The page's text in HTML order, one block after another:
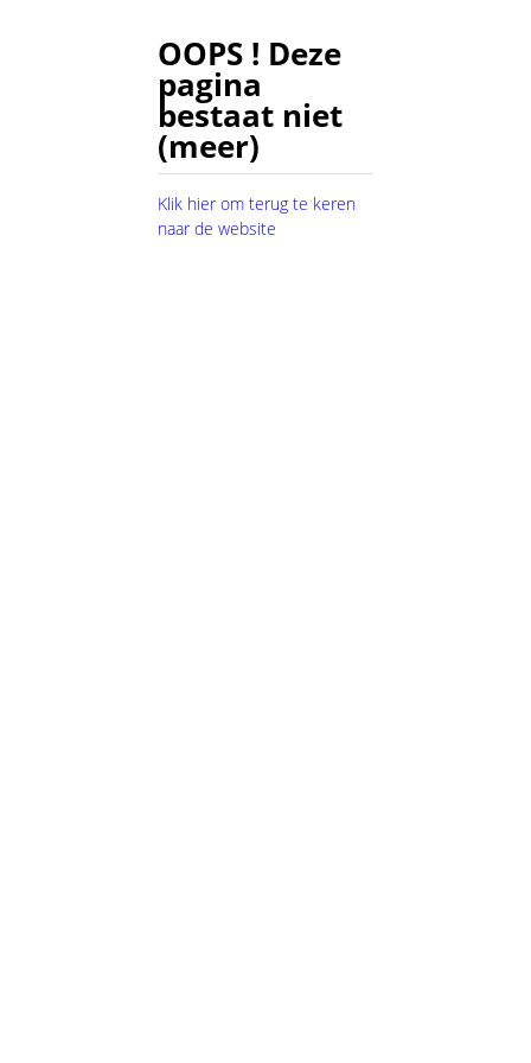
OOPS ! Deze
pagina
bestaat niet
(meer)
Klik hier om terug te keren
naar de website